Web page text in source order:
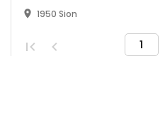
1950 Sion